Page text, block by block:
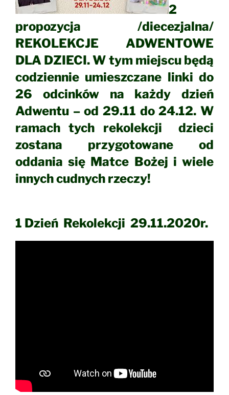
2
propozycja /diecezjalna/
REKOLEKCJE ADWENTOWE
DLA DZIECI. W tym miejscu będą
codziennie umieszczane linki do
26 odcinków na każdy dzień
Adwentu – od 29.11 do 24.12. W
ramach tych rekolekcji dzieci
zostana przygotowane od
oddania się Matce Bożej i wiele
innych cudnych rzeczy!
1 Dzień Rekolekcji 29.11.2020r.